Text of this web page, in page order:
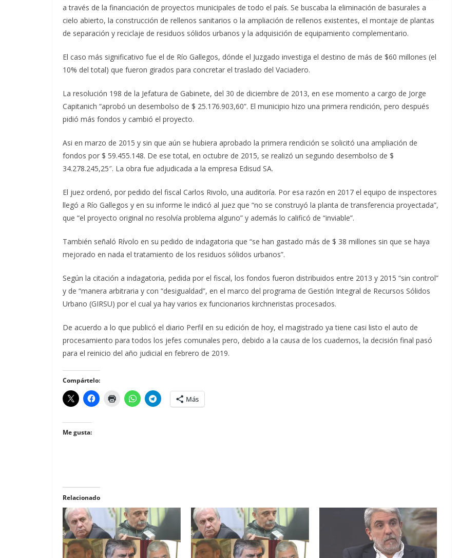
a través de la financiación de proyectos municipales de todo el país. Se buscaba la eliminación de basurales a
cielo abierto, la construcción de rellenos sanitarios o la ampliación de rellenos existentes, el montaje de plantas
de separación y reciclaje de residuos sólidos urbanos y la adquisición de equipamiento complementario.
El caso más significativo fue el de Río Gallegos, dónde el Juzgado investiga el destino de más de $60 millones (el
10% del total) que fueron girados para concretar el traslado del Vaciadero.
La resolución 198 de la Jefatura de Gabinete, del 30 de diciembre de 2013, en ese momento a cargo de Jorge
Capitanich “aprobó un desembolso de $ 25.176.903,60”. El municipio hizo una primera rendición, pero después
pidió más fondos y cambió el proyecto.
Asi en marzo de 2015 y sin que aún se hubiera aprobado la primera rendición se solicitó una ampliación de
fondos por $ 59.455.148. De ese total, en octubre de 2015, se realizó un segundo desembolso de $
34.278.245,25″. La obra fue adjudicada a la empresa Edisud SA.
El juez ordenó, por pedido del fiscal Carlos Rivolo, una auditoría. Por esa razón en 2017 el equipo de inspectores
llegó a Río Gallegos y en su informe le indicó al juez que “no se construyó la planta de transferencia proyectada”,
que “el proyecto original no resolvía problema alguno” y además lo calificó de “inviable”.
También señaló Rívolo en su pedido de indagatoria que “se han gastado más de $ 38 millones sin que se haya
mejorado en nada el tratamiento de los residuos sólidos urbanos”.
Según la citación a indagatoria, pedida por el fiscal, los fondos fueron distribuidos entre 2013 y 2015 “sin control”
y de “manera arbitraria y con “desigualdad”, en el marco del programa de Gestión Integral de Recursos Sólidos
Urbano (GIRSU) por el cual ya hay varios ex funcionarios kirchneristas procesados.
De acuerdo a lo que publicó el diario Perfil en su edición de hoy, el magistrado ya tiene casi listo el auto de
procesamiento para todos los jefes comunales pero, debido a la causa de los cuadernos, la decisión final pasó
para el reinicio del año judicial en febrero de 2019.
Compártelo:
Más
Me gusta:
Relacionado